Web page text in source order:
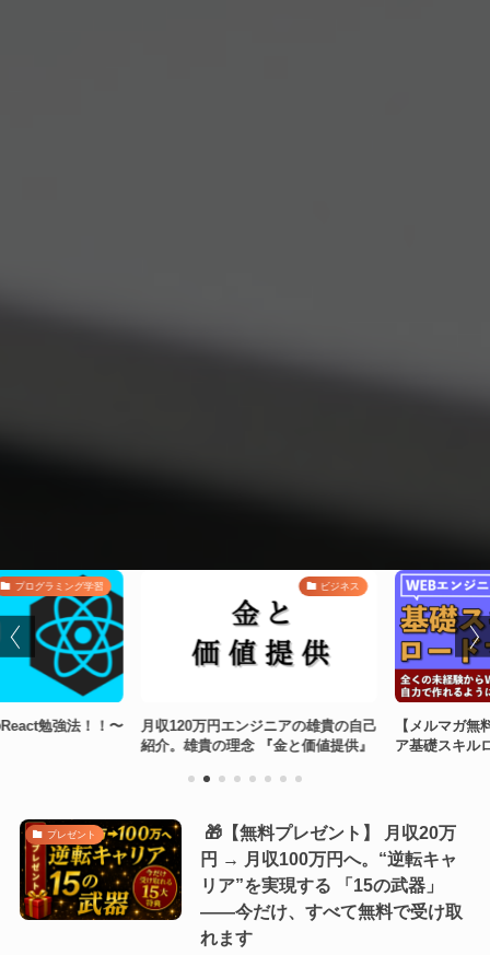
プログラミング学習
勉強法！！〜
ビジネス
月収120万円エンジニアの雄貴の自己
紹介。雄貴の理念 『金と価値提供』
【メルマガ無料
ア基礎スキルロ
プレゼント
🎁【無料プレゼント】 月収20万
円 → 月収100万円へ。“逆転キャ
リア”を実現する 「15の武器」
――今だけ、すべて無料で受け取
れます